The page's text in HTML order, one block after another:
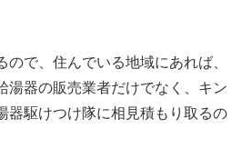
ので、住んでいる地域にあれば、
湯器の販売業者だけでなく、キン
器駆けつけ隊に相見積もり取るの